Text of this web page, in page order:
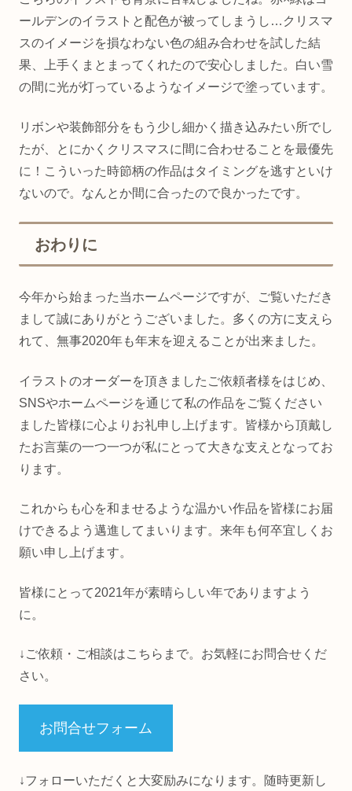
ールデンのイラストと配色が被ってしまうし…クリスマ
スのイメージを損なわない色の組み合わせを試した結
果、上手くまとまってくれたので安心しました。白い雪
の間に光が灯っているようなイメージで塗っています。
リボンや装飾部分をもう少し細かく描き込みたい所でし
たが、とにかくクリスマスに間に合わせることを最優先
に！こういった時節柄の作品はタイミングを逃すといけ
ないので。なんとか間に合ったので良かったです。
おわりに
今年から始まった当ホームページですが、ご覧いただき
まして誠にありがとうございました。多くの方に支えら
れて、無事2020年も年末を迎えることが出来ました。
イラストのオーダーを頂きましたご依頼者様をはじめ、
SNSやホームページを通じて私の作品をご覧ください
ました皆様に心よりお礼申し上げます。皆様から頂戴し
たお言葉の一つ一つが私にとって大きな支えとなってお
ります。
これからも心を和ませるような温かい作品を皆様にお届
けできるよう邁進してまいります。来年も何卒宜しくお
願い申し上げます。
皆様にとって2021年が素晴らしい年でありますよう
に。
↓ご依頼・ご相談はこちらまで。お気軽にお問合せくだ
さい。
お問合せフォーム
↓フォローいただくと大変励みになります。随時更新し